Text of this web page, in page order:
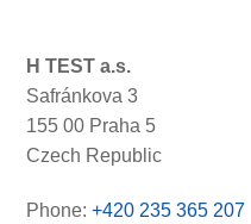
H TEST a.s.
Safránkova 3
155 00 Praha 5
Czech Republic
Phone:+420 235 365 207